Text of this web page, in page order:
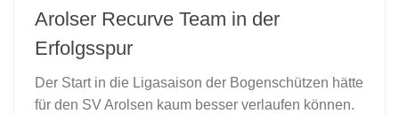
Arolser Recurve Team in der
Erfolgsspur
Der Start in die Ligasaison der Bogenschützen hätte
für den SV Arolsen kaum besser verlaufen können.